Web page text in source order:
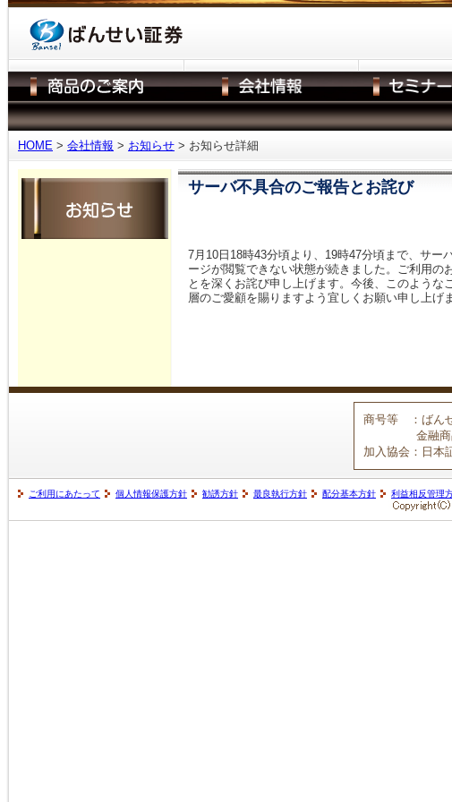
HOME > 会社情報 > お知らせ > お知らせ詳細
サーバ不具合のご報告とお詫び
7月10日18時43分頃より、19時47分頃まで、サ
ージが閲覧できない状態が続きました。ご利用の
とを深くお詫び申し上げます。今後、このよう
層のご愛顧を賜りますよう宜しくお願い申し上げま
商号等
：ばん
金融
加入協会 ：日本
ご利用にあたって 個人情報保護方針 勧誘方針 最良執行方針 配分基本方針 利益相反管理